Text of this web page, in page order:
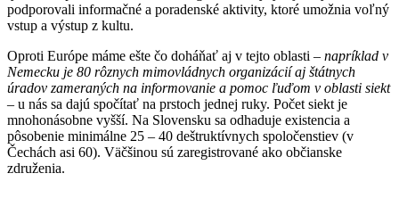
podporovali informačné a poradenské aktivity, ktoré umožnia voľný
vstup a výstup z kultu.
Oproti Európe máme ešte čo doháňať aj v tejto oblasti – napríklad v
Nemecku je 80 rôznych mimovládnych organizácií aj štátnych
úradov zameraných na informovanie a pomoc ľuďom v oblasti siekt
– u nás sa dajú spočítať na prstoch jednej ruky. Počet siekt je
mnohonásobne vyšší. Na Slovensku sa odhaduje existencia a
pôsobenie minimálne 25 – 40 deštruktívnych spoločenstiev (v
Čechách asi 60). Väčšinou sú zaregistrované ako občianske
združenia.